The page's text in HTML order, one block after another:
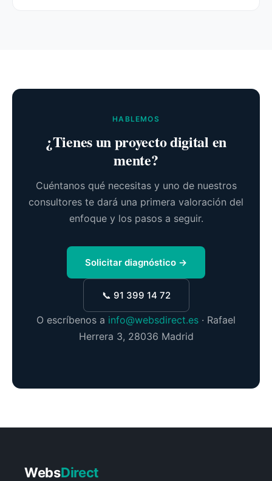
HABLEMOS
¿Tienes un proyecto digital en
mente?
Cuéntanos qué necesitas y uno de nuestros
consultores te dará una primera valoración del
enfoque y los pasos a seguir.
Solicitar diagnóstico →
📞 91 399 14 72
O escríbenos a info@websdirect.es · Rafael
Herrera 3, 28036 Madrid
WebsDirect